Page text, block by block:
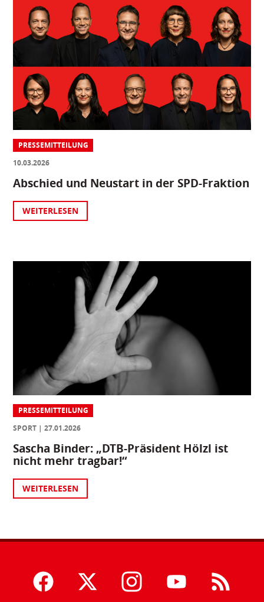
PRESSEMITTEILUNG
10.03.2026
Abschied und Neustart in der SPD-Fraktion
WEITERLESEN
PRESSEMITTEILUNG
SPORT
27.01.2026
Sascha Binder: „DTB-Präsident Hölzl ist
nicht mehr tragbar!“
WEITERLESEN